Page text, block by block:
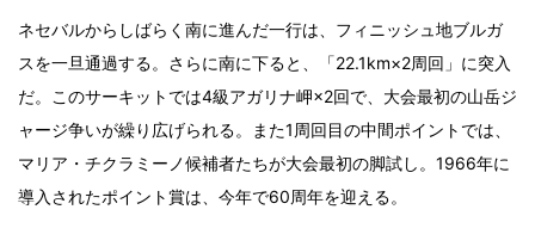
ネセバルからしばらく南に進んだ一行は、フィニッシュ地ブルガ
スを一旦通過する。さらに南に下ると、「22.1km×2周回」に突入
だ。このサーキットでは4級アガリナ岬×2回で、大会最初の山岳ジ
ャージ争いが繰り広げられる。また1周回目の中間ポイントでは、
マリア・チクラミーノ候補者たちが大会最初の脚試し。1966年に
導入されたポイント賞は、今年で60周年を迎える。